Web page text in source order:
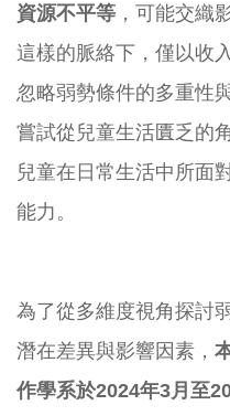
資源不平等 ，可能交織
這樣的脈絡下，僅以收
忽略弱勢條件的多重性
嘗試從兒童生活匱乏的
兒童在日常生活中所面
能力。
為了從多維度視角探討
潛在差異與影響因素，
作學系於2024年3月至